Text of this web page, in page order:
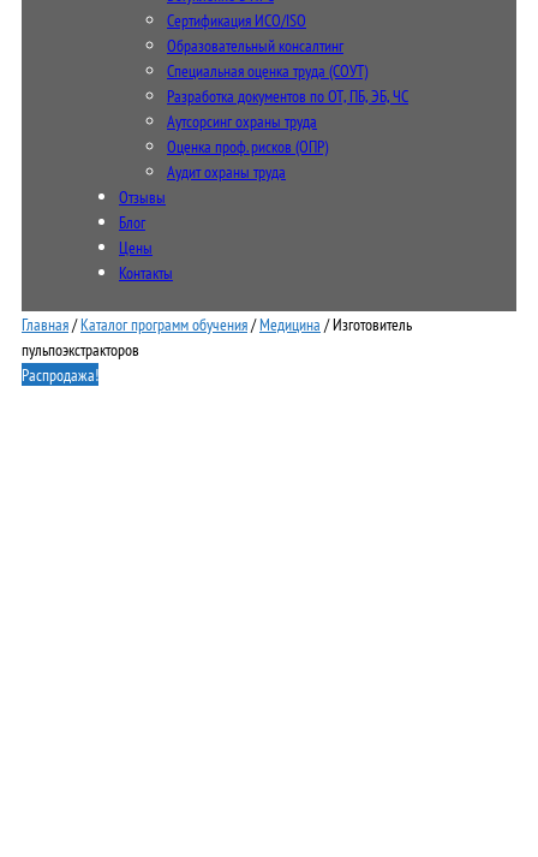
Сертификация ИСО/ISO
Образовательный консалтинг
Специальная оценка труда (СОУТ)
Разработка документов по ОТ, ПБ, ЭБ, ЧС
Аутсорсинг охраны труда
Оценка проф. рисков (ОПР)
Аудит охраны труда
Отзывы
Блог
Цены
Контакты
Главная/Каталог программ обучения/Медицина / Изготовитель
пульпоэкстракторов
Распродажа!